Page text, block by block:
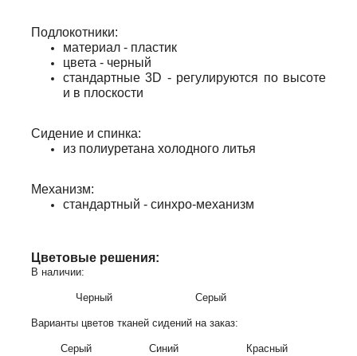
Подлокотники:
материал - пластик
цвета - черный
стандартные 3D - регулируются по высоте
и в плоскости
Сидение и спинка:
из полиуретана холодного литья
Механизм:
стандартный - синхро-механизм
Цветовые решения:
В наличии:
Черный Серый
Варианты цветов тканей сидений на заказ:
Серый Синий Красный